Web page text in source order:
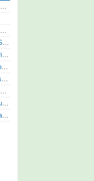
Figuraccia LND: si dimenticano di una squadra di Serie D, è da rifare il programma Coppa Italia
Serie D, ci siamo: data e orario dell'uscita dei calendari ufficiali
Reggina, la priorità in attacco è Mateus Castro Da Silva: ore decisive per la fumata bianca
«Quali prestanome? Ho speso un milione per la Serie D»: Bandecchi rompe il silenzio sul futuro della Ternana
Pistoiese, febbre arancione: vola la campagna abbonamenti, superata quota 750 tessere
SPAL scatenata sul mercato: arrivano Alonzi, Foresta, Munaretto e Tobia
Casertana, mercato in ebollizione: tre innesti di spessore per lo scacchiere di Vinicio Espinal
Varese, mister Ciceri: «Salvaguardati i derby, sarà un campionato avvincente»
Vado: raggiunto l'accordo con l'Atalanta per l'attaccante Frederick Samuel Ndongue